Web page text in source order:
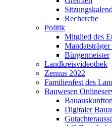
Recherche
Politik
Mitglied des
Bürgermeister
Landkreisvideothek
Zensus 2022
Familienfest des
Bauwesen
Digitaler